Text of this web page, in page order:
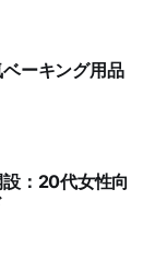
ーキング用品
：20代女性向